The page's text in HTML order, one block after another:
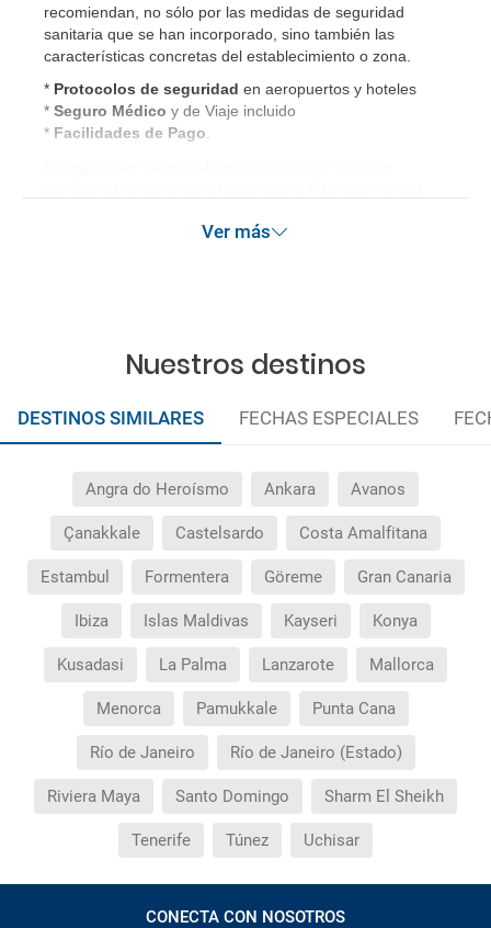
recomiendan, no sólo por las medidas de seguridad
sanitaria que se han incorporado, sino también las
características concretas del establecimiento o zona.
* Protocolos de seguridad en aeropuertos y hoteles
* Seguro Médico y de Viaje incluido
* Facilidades de Pago
terrorismo y/o catástrofes naturales de hasta 3.000€ en el
Ver más
Nuestros destinos
DESTINOS SIMILARES FECHAS ESPECIALES
Angra do Heroísmo Ankara Avanos
Çanakkale Castelsardo Costa Amalfitana
Estambul Formentera Göreme Gran Canaria
Ibiza Islas Maldivas Kayseri Konya
Kusadasi La Palma Lanzarote Mallorca
Menorca Pamukkale Punta Cana
Río de Janeiro Río de Janeiro (Estado)
Riviera Maya Santo Domingo Sharm El Sheikh
Tenerife Túnez Uchisar
CONECTA CON NOSOTROS